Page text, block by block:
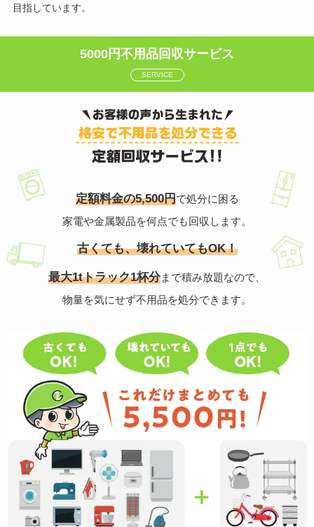
目指しています。
5000円不用品回収サービス
SERVICE
定額料金の5,500円で処分に困る
家電や金属製品を何点でも回収します。
古くても、壊れていてもOK！
最大1tトラック1杯分まで積み放題なので、
物量を気にせず不用品を処分できます。